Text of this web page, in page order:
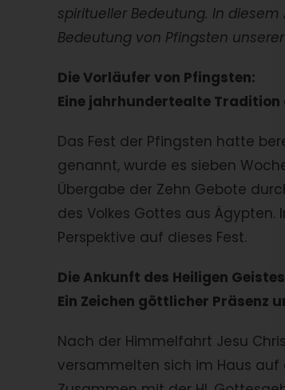
spiritueller Bedeutung. In diesem
Bedeutung von Pfingsten unserer
Die Vorläufer von Pfingsten:
Eine jahrhundertealte Tradition
Das Fest der Pfingsten hatte
genannt, wurde es sieben
Übergabe der Zehn Gebote
des Volkes Gottes aus Ägypten.
Perspektive auf dieses Fest.
Die Ankunft des Heiligen
Ein Zeichen göttlicher Präsenz
Nach der Himmelfahrt Jesu
versammelten sich im Haus